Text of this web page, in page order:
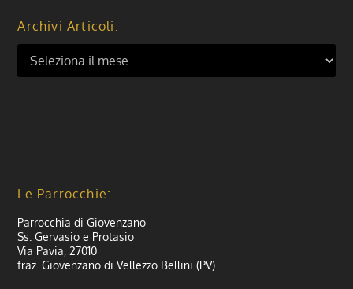
Archivi Articoli:
Le Parrocchie:
Parrocchia di Giovenzano
Ss. Gervasio e Protasio
Via Pavia, 27010
fraz. Giovenzano di Vellezzo Bellini (PV)